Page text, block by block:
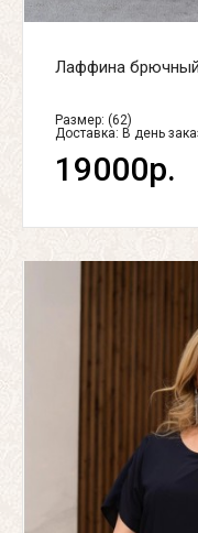
Лаффина
Размер: (62)
Доставка: В день
19000р.